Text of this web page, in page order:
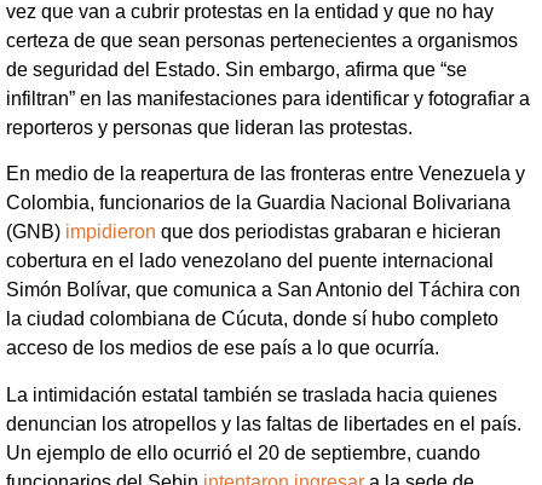
vez que van a cubrir protestas en la entidad y que no hay
certeza de que sean personas pertenecientes a organismos
de seguridad del Estado. Sin embargo, afirma que “se
infiltran” en las manifestaciones para identificar y fotografiar a
reporteros y personas que lideran las protestas.
En medio de la reapertura de las fronteras entre Venezuela y
Colombia, funcionarios de la Guardia Nacional Bolivariana
(GNB) impidieron que dos periodistas grabaran e hicieran
cobertura en el lado venezolano del puente internacional
Simón Bolívar, que comunica a San Antonio del Táchira con
la ciudad colombiana de Cúcuta, donde sí hubo completo
acceso de los medios de ese país a lo que ocurría.
La intimidación estatal también se traslada hacia quienes
denuncian los atropellos y las faltas de libertades en el país.
Un ejemplo de ello ocurrió el 20 de septiembre, cuando